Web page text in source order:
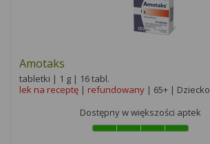
Amotaks
tabletki | 1 g | 16 tabl.
lek na receptę | refundowany | 65+ | Dziecko
Dostępny w większości aptek